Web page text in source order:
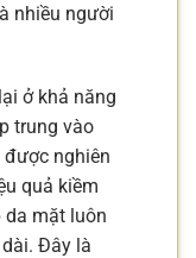
nhiều người
ở khả năng
trung vào
nghiên
quả kiềm
da mặt luôn
Đây là